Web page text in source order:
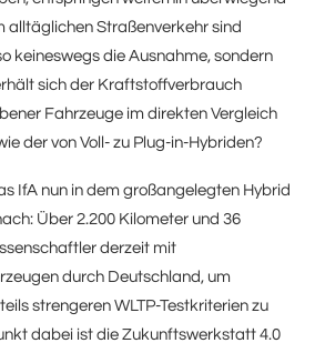
alltäglichen Straßenverkehr sind
keineswegs die Ausnahme, sondern
sich der Kraftstoffverbrauch
Fahrzeuge im direkten Vergleich
der von Voll- zu Plug-in-Hybriden?
IfA nun in dem großangelegten Hybrid
Über 2.200 Kilometer und 36
derzeit mit
durch Deutschland, um
strengeren WLTP-Testkriterien zu
dabei ist die Zukunftswerkstatt 4.0